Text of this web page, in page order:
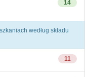
14
według składu
11